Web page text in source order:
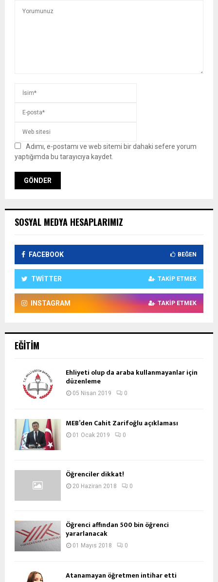
Adımı, e-postamı ve web sitemi bir dahaki sefere yorum
yaptığımda bu tarayıcıya kaydet.
SOSYAL MEDYA HESAPLARIMIZ
FACEBOOK BEĞEN
TWITTER TAKIP ETMEK
INSTAGRAM TAKIP ETMEK
EĞITIM
Ehliyeti olup da araba kullanmayanlar için
düzenleme
05 Nisan 2019 0
MEB’den Cahit Zarifoğlu açıklaması
01 Ocak 2019 0
Öğrenciler dikkat!
20 Haziran 2018 0
Öğrenci affından 500 bin öğrenci
yararlanacak
01 Mayıs 2018 0
Atanamayan öğretmen intihar etti